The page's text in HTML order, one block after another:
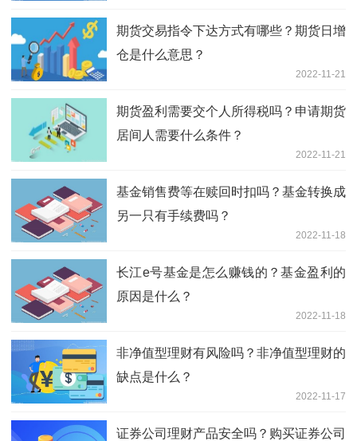
期货交易指令下达方式有哪些？期货日增
仓是什么意思？
2022-11-21
期货盈利需要交个人所得税吗？申请期货
居间人需要什么条件？
2022-11-21
基金销售费等在赎回时扣吗？基金转换成
另一只有手续费吗？
2022-11-18
长江e号基金是怎么赚钱的？基金盈利的
原因是什么？
2022-11-18
非净值型理财有风险吗？非净值型理财的
缺点是什么？
2022-11-17
证券公司理财产品安全吗？购买证券公司